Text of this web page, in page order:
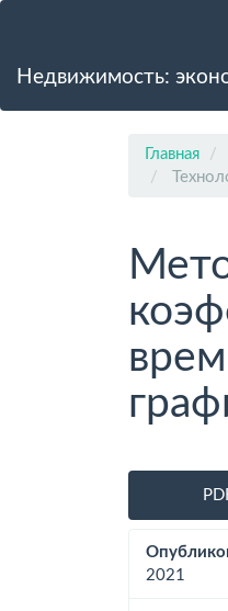
Основное
Недвижимость:
Главная
2021